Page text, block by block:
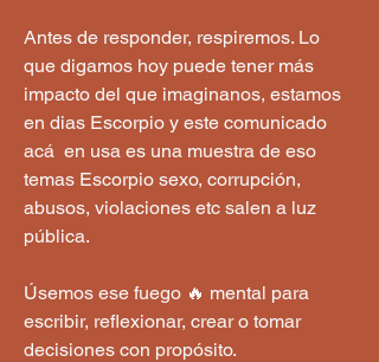
Antes de responder, respiremos. Lo
que digamos hoy puede tener más
impacto del que imaginanos, estamos
en dias Escorpio y este comunicado
acá  en usa es una muestra de eso
temas Escorpio sexo, corrupción,
abusos, violaciones etc salen a luz
pública.
Úsemos ese fuego 🔥 mental para
escribir, reflexionar, crear o tomar
decisiones con propósito.